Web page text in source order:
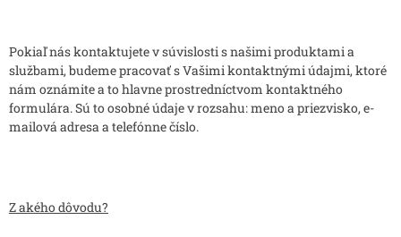
Pokiaľ nás kontaktujete v súvislosti s našimi produktami a
službami, budeme pracovať s Vašimi kontaktnými údajmi, ktoré
nám oznámite a to hlavne prostredníctvom kontaktného
formulára. Sú to osobné údaje v rozsahu: meno a priezvisko, e-
mailová adresa a telefónne číslo.
Z akého dôvodu?